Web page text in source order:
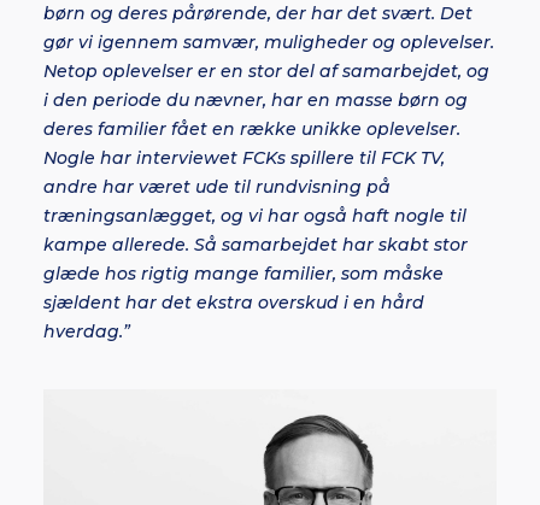
børn og deres pårørende, der har det svært. Det
gør vi igennem samvær, muligheder og oplevelser.
Netop oplevelser er en stor del af samarbejdet, og
i den periode du nævner, har en masse børn og
deres familier fået en række unikke oplevelser.
Nogle har interviewet FCKs spillere til FCK TV,
andre har været ude til rundvisning på
træningsanlægget, og vi har også haft nogle til
kampe allerede. Så samarbejdet har skabt stor
glæde hos rigtig mange familier, som måske
sjældent har det ekstra overskud i en hård
hverdag.”